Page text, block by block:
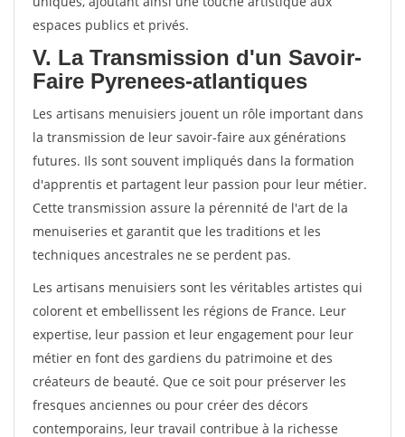
espaces publics et privés.
V. La Transmission d'un Savoir-
Faire Pyrenees-atlantiques
Les artisans menuisiers jouent un rôle important dans
la transmission de leur savoir-faire aux générations
futures. Ils sont souvent impliqués dans la formation
d'apprentis et partagent leur passion pour leur métier.
Cette transmission assure la pérennité de l'art de la
menuiseries et garantit que les traditions et les
techniques ancestrales ne se perdent pas.
Les artisans menuisiers sont les véritables artistes qui
colorent et embellissent les régions de France. Leur
expertise, leur passion et leur engagement pour leur
métier en font des gardiens du patrimoine et des
créateurs de beauté. Que ce soit pour préserver les
fresques anciennes ou pour créer des décors
contemporains, leur travail contribue à la richesse